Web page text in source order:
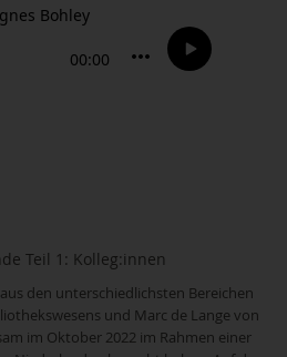
Teil 1: Kolleg:innen
den unterschiedlichsten Bereichen
und Marc de Lange von
im Oktober 2022 im Rahmen einer